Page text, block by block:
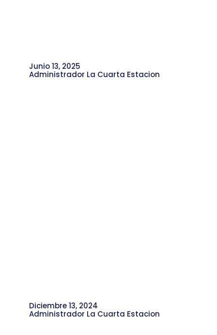
Junio 13, 2025
Administrador La Cuarta Estacion
Diciembre 13, 2024
Administrador La Cuarta Estacion